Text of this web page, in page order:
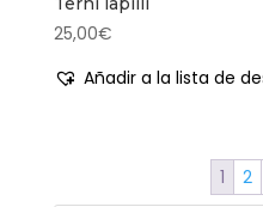
25,00€
Añadir a la lista de
1 2